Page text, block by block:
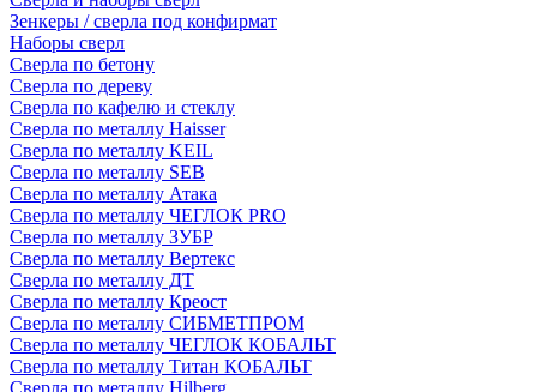
Зенкеры / сверла под конфирмат
Наборы сверл
Сверла по бетону
Сверла по дереву
Сверла по кафелю и стеклу
Сверла по металлу Haisser
Сверла по металлу KEIL
Сверла по металлу SEB
Сверла по металлу Атака
Сверла по металлу ЧЕГЛОК PRO
Сверла по металлу ЗУБР
Сверла по металлу Вертекс
Сверла по металлу ДТ
Сверла по металлу Креост
Сверла по металлу СИБМЕТПРОМ
Сверла по металлу ЧЕГЛОК КОБАЛЬТ
Сверла по металлу Титан КОБАЛЬТ
Сверла по металлу Hilberg